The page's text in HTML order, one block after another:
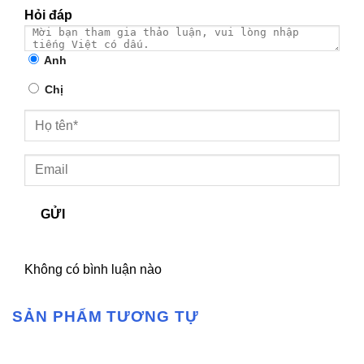
Hỏi đáp
Anh
Chị
GỬI
Không có bình luận nào
SẢN PHẨM TƯƠNG TỰ